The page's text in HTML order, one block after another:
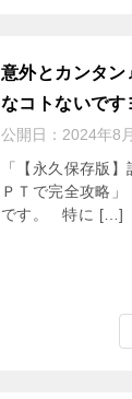
意外とカンタ
なコトないです
公開日： 2024年8
「【永久保存版
ＰＴで完全攻略
です。 特に […]